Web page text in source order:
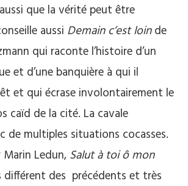
que la vérité peut être
aussi Demain c’est loinde
qui raconte l’histoire d’un
et d’une banquière à qui il
et qui écrase involontairement le
caïd de la cité. La cavale
de multiples situations cocasses.
Marin Ledun,Salut à toi ô mon
différent des précédents et très